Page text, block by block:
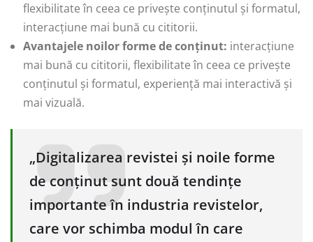
flexibilitate în ceea ce privește conținutul și formatul,
interacțiune mai bună cu cititorii.
Avantajele noilor forme de conținut: interacțiune
mai bună cu cititorii, flexibilitate în ceea ce privește
conținutul și formatul, experiență mai interactivă și
mai vizuală.
„Digitalizarea revistei și noile forme
de conținut sunt două tendințe
importante în industria revistelor,
care vor schimba modul în care